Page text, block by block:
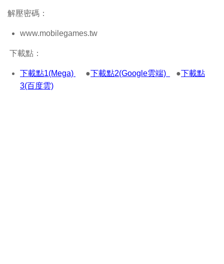
解壓密碼：
www.mobilegames.tw
下載點：
下載點1(Mega) ●下載點2(Google雲端) ●下載點
3(百度雲)